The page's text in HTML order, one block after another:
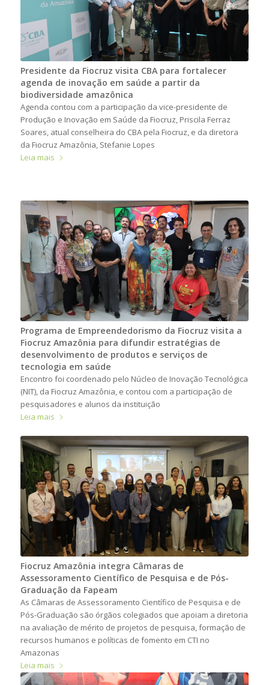
Presidente da Fiocruz visita CBA para fortalecer
agenda de inovação em saúde a partir da
biodiversidade amazônica
Agenda contou com a participação da vice-presidente de
Produção e Inovação em Saúde da Fiocruz, Priscila Ferraz
Soares, atual conselheira do CBA pela Fiocruz, e da diretora
da Fiocruz Amazônia, Stefanie Lopes
Leia mais
Programa de Empreendedorismo da Fiocruz visita a
Fiocruz Amazônia para difundir estratégias de
desenvolvimento de produtos e serviços de
tecnologia em saúde
Encontro foi coordenado pelo Núcleo de Inovação Tecnológica
(NIT), da Fiocruz Amazônia, e contou com a participação de
pesquisadores e alunos da instituição
Leia mais
Fiocruz Amazônia integra Câmaras de
Assessoramento Científico de Pesquisa e de Pós-
Graduação da Fapeam
As Câmaras de Assessoramento Científico de Pesquisa e de
Pós-Graduação são órgãos colegiados que apoiam a diretoria
na avaliação de mérito de projetos de pesquisa, formação de
recursos humanos e políticas de fomento em CTI no
Amazonas
Leia mais